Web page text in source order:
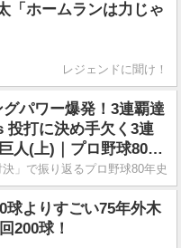
「ホームランは力じゃ
レジェンドに聞け！
パワー爆発！3連覇達
投打に決め手欠く3連
人(上)｜プロ野球80年
決」で振り返るプロ野球80年史
球よりすごい75年外木
200球！